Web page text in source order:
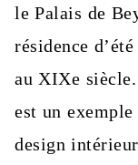
le Palais de
résidence
au XIXe siècle.
est un
design